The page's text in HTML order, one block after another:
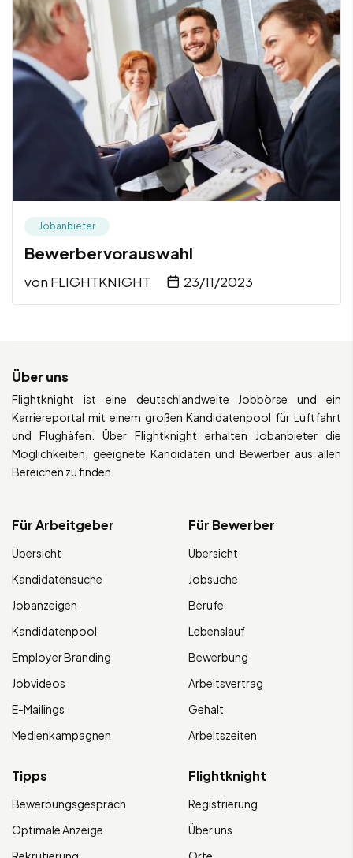
Jobanbieter
Bewerbervorauswahl
von FLIGHTKNIGHT 23/11/2023
Über uns
Flightknight ist eine deutschlandweite Jobbörse und ein
Karriereportal mit einem großen Kandidatenpool für Luftfahrt
und Flughäfen. Über Flightknight erhalten Jobanbieter die
Möglichkeiten, geeignete Kandidaten und Bewerber aus allen
Bereichen zu finden.
Für Arbeitgeber
Übersicht
Kandidatensuche
Jobanzeigen
Kandidatenpool
Employer Branding
Jobvideos
E-Mailings
Medienkampagnen
Für Bewerber
Übersicht
Jobsuche
Berufe
Lebenslauf
Bewerbung
Arbeitsvertrag
Gehalt
Arbeitszeiten
Tipps
Bewerbungsgespräch
Optimale Anzeige
Flightknight
Registrierung
Über uns